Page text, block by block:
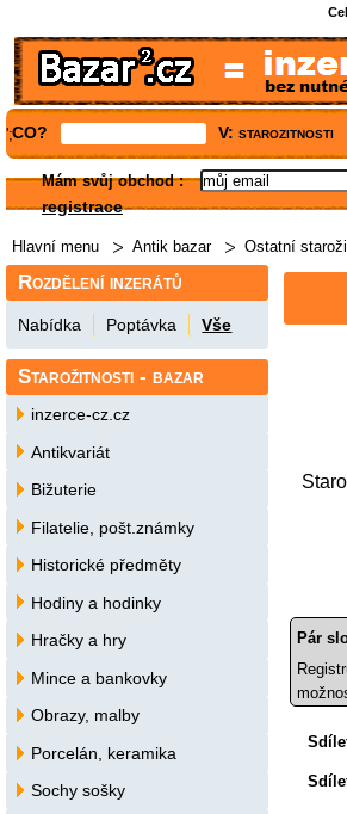
';CO? V: starozitnosti
Mám svůj obchod:
registrace
Hlavní menu Antik bazar Ostatní
Pár
Rozdělení inzerátů
Nabídka Poptávka Vše
Starožitnosti - bazar
inzerce-cz.cz
Antikvariát
Bižuterie
Filatelie, pošt.známky
Historické předměty
Hodiny a hodinky
Hračky a hry
Mince a bankovky
Obrazy, malby
Porcelán, keramika
Sochy sošky